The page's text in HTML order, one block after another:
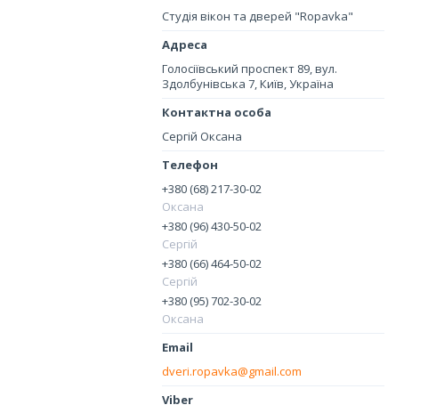
Студія вікон та дверей "Ropavka"
Голосіївський проспект 89, вул.
Здолбунівська 7, Київ, Україна
Сергій Оксана
+380 (68) 217-30-02
Оксана
+380 (96) 430-50-02
Сергій
+380 (66) 464-50-02
Сергій
+380 (95) 702-30-02
Оксана
dveri.ropavka@gmail.com